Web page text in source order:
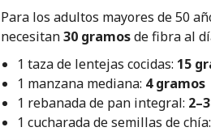
Para los adultos mayores de 50
necesitan30 gramosde fibra al
1 taza de lentejas cocidas: 15
1 manzana mediana: 4 gramos
1 rebanada de pan integral:
1 cucharada de semillas de chía: